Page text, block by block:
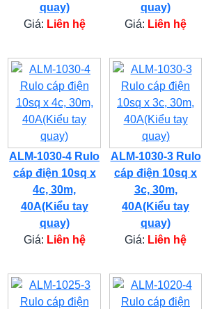
quay)
Giá: Liên hệ
quay)
Giá: Liên hệ
ALM-1030-4 Rulo
cáp điện 10sq x
4c, 30m,
40A(Kiểu tay
quay)
Giá: Liên hệ
ALM-1030-3 Rulo
cáp điện 10sq x
3c, 30m,
40A(Kiểu tay
quay)
Giá: Liên hệ